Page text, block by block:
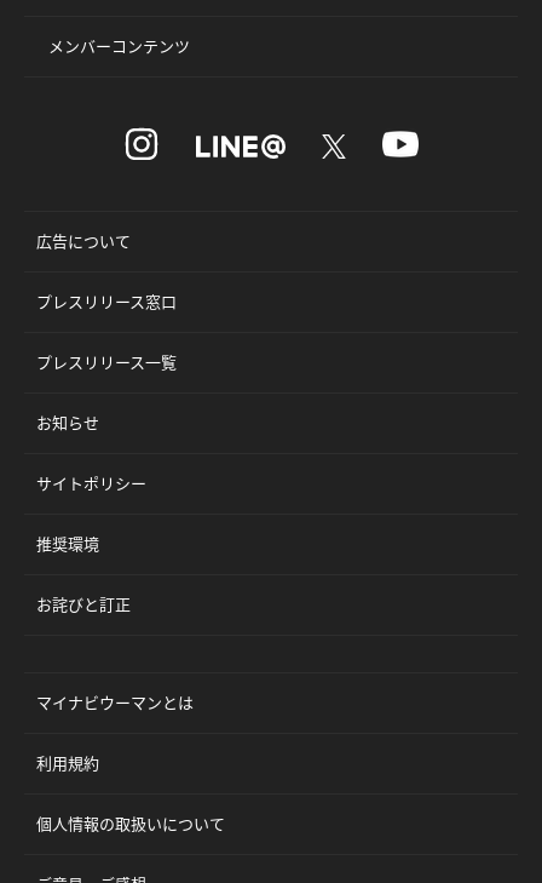
メンバーコンテンツ
広告について
プレスリリース窓口
プレスリリース一覧
お知らせ
サイトポリシー
推奨環境
お詫びと訂正
マイナビウーマンとは
利用規約
個人情報の取扱いについて